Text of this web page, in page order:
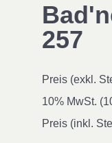
257
Preis (exkl.
10% MwSt.
Preis (inkl.